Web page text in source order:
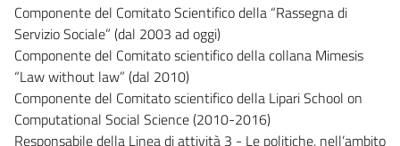
Componente del Comitato Scientifico della “Rassegna di
Servizio Sociale” (dal 2003 ad oggi)
Componente del Comitato scientifico della collana Mimesis
“Law without law” (dal 2010)
Componente del Comitato scientifico della Lipari School on
Computational Social Science (2010-2016)
Responsabile della Linea di attività 3 - Le politiche, nell’ambito